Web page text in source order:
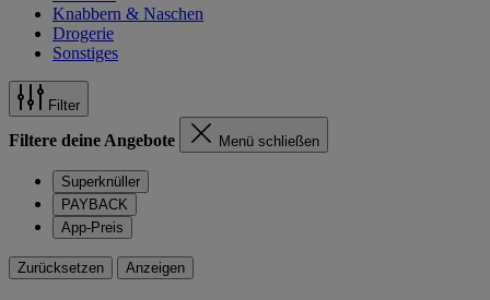
Knabbern & Naschen
Drogerie
Sonstiges
Filter
Filtere deine Angebote Menü schließen
Superknüller
PAYBACK
App-Preis
Zurücksetzen Anzeigen